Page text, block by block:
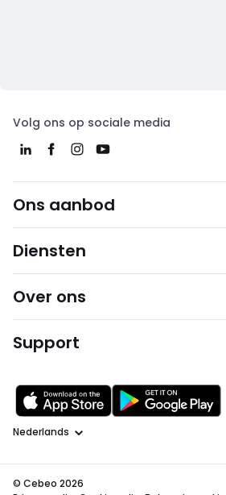
Volg ons op sociale media
Ons aanbod
Diensten
Over ons
Support
Taal
© Cebeo 2026